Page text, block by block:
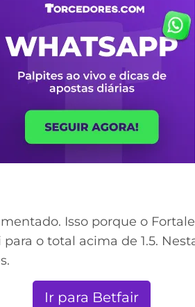
Isso porque o
o total acima de 1.5.
Ir para Betfair